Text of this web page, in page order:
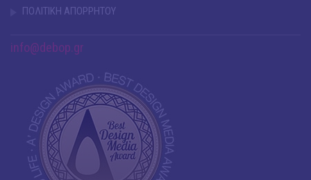
ΠΟΛΙΤΙΚΗ ΑΠΟΡΡΗΤΟΥ
info@debop.gr